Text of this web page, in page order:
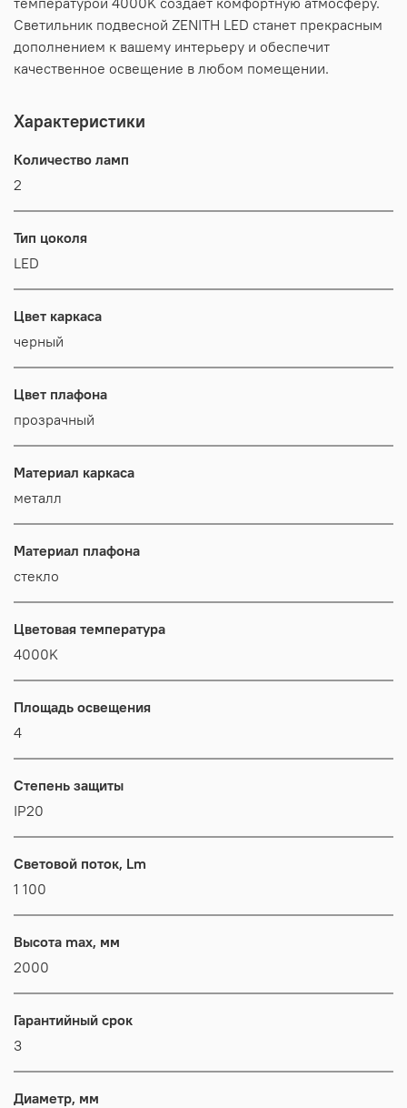
Светильник подвесной ZENITH LED станет прекрасным
дополнением к вашему интерьеру и обеспечит
качественное освещение в любом помещении.
Характеристики
Количество ламп
2
Тип цоколя
LED
Цвет каркаса
черный
Цвет плафона
прозрачный
Материал каркаса
металл
Материал плафона
стекло
Цветовая температура
4000K
Площадь освещения
4
Степень защиты
IP20
Световой поток, Lm
1 100
Высота max, мм
2000
Гарантийный срок
3
Диаметр, мм